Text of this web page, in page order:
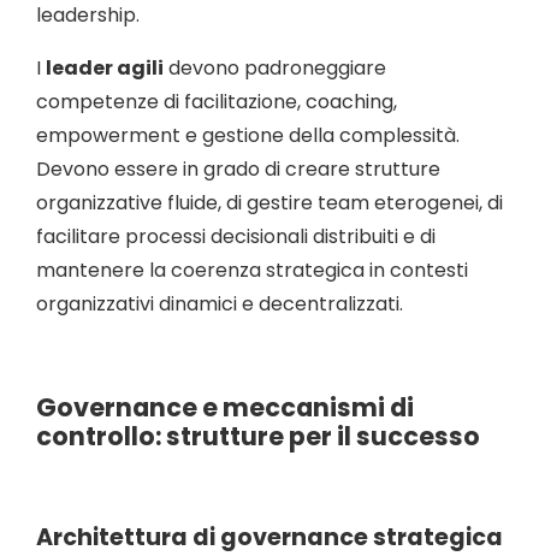
leadership.
I leader agili devono padroneggiare
competenze di facilitazione, coaching,
empowerment e gestione della complessità.
Devono essere in grado di creare strutture
organizzative fluide, di gestire team eterogenei, di
facilitare processi decisionali distribuiti e di
mantenere la coerenza strategica in contesti
organizzativi dinamici e decentralizzati.
Governance e meccanismi di
controllo: strutture per il successo
Architettura di governance strategica